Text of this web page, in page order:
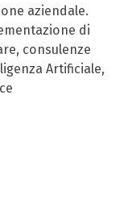
aziendale.
di
consulenze
Artificiale,